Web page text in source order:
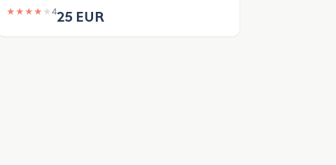
★ ★ ★ ★ ★ 425 EUR